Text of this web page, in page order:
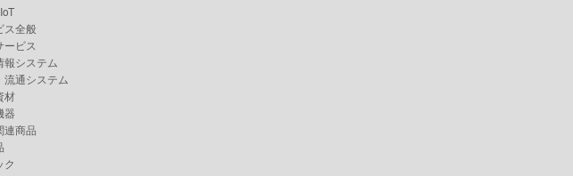
ス全般
ービス
報システム
流通システム
材
器
連商品
ク